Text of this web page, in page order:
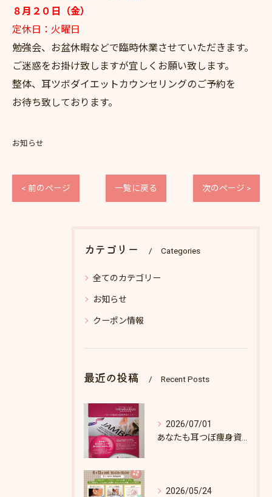
８月２０日（金）
定休日：火曜日
勉強会、お盆休暇などで臨時休業させていただきます。
ご迷惑をお掛け致しますが宜しくお願い致します。
整体、耳ツボダイエットカウンセリングのご予約を
お待ち致しております。
お知らせ
< 前のページ 一覧に戻る 次のページ >
カテゴリー Categories
全てのカテゴリー
お知らせ
クーポン情報
最近の投稿 Recent Posts
2026/07/01
2026/05/24